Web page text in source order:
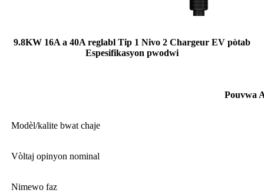
9.8KW 16A a 40A reglabl Tip 1 Nivo 2 Chargeur EV pòtab
Espesifikasyon pwodwi
Pouvwa
Modèl/kalite bwat chaje
Vòltaj opinyon nominal
Nimewo faz